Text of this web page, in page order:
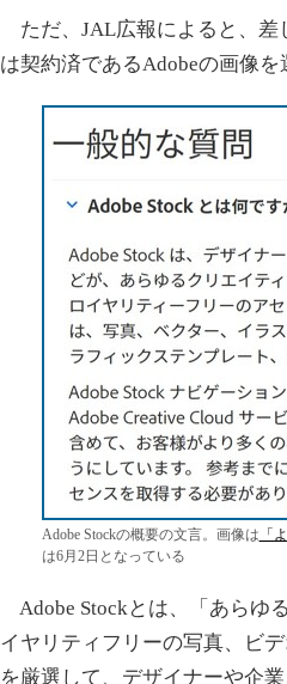
ただ、JAL広報によると、差
は契約済であるAdobeの画像を
Adobe Stockの概要の文言。画像は 「
は6月2日となっている
Adobe Stockとは、「あらゆ
イヤリティフリーの写真、ビ
を厳選して、デザイナーや企